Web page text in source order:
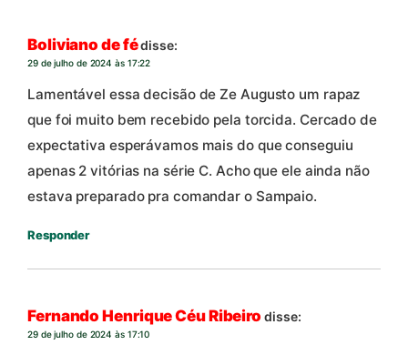
Boliviano de fédisse:
29 de julho de 2024 às 17:22
Lamentável essa decisão de Ze Augusto um rapaz
que foi muito bem recebido pela torcida. Cercado de
expectativa esperávamos mais do que conseguiu
apenas 2 vitórias na série C. Acho que ele ainda não
estava preparado pra comandar o Sampaio.
Responder
Fernando Henrique Céu Ribeiro disse:
29 de julho de 2024 às 17:10